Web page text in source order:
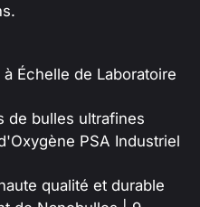
Échelle de Laboratoire
de bulles ultrafines
PSA Industriel
qualité et durable